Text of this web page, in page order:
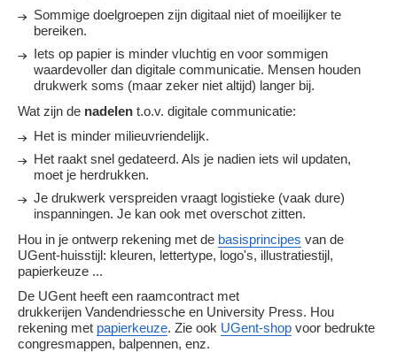
1. Drukwerk
2. Digitaal
Signalisatie
4. Evenement
Advertenties
Websites
Sommige doelgroepen zijn digitaal niet of moeilijker te
bereiken.
Iets op papier is minder vluchtig en voor sommigen
waardevoller dan digitale communicatie. Mensen houden
drukwerk soms (maar zeker niet altijd) langer bij.
Wat zijn de nadelen t.o.v. digitale communicatie:
Het is minder milieuvriendelijk.
Het raakt snel gedateerd. Als je nadien iets wil updaten,
moet je herdrukken.
Je drukwerk verspreiden vraagt logistieke (vaak dure)
inspanningen. Je kan ook met overschot zitten.
Hou in je ontwerp rekening met de basisprincipes van de
UGent-huisstijl: kleuren, lettertype, logo's, illustratiestijl,
papierkeuze ...
De UGent heeft een raamcontract met
drukkerijen Vandendriessche en University Press. Hou
rekening met papierkeuze. Zie ook UGent-shop voor bedrukte
congresmappen, balpennen, enz.